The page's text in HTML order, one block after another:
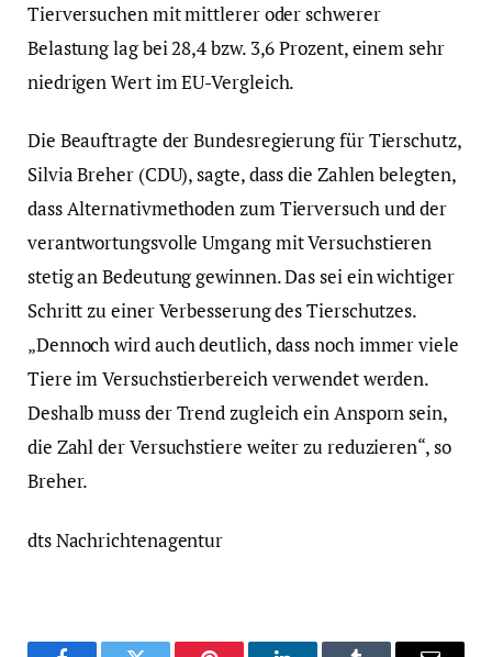
Tierversuchen mit mittlerer oder schwerer
Belastung lag bei 28,4 bzw. 3,6 Prozent, einem sehr
niedrigen Wert im EU-Vergleich.
Die Beauftragte der Bundesregierung für Tierschutz,
Silvia Breher (CDU), sagte, dass die Zahlen belegten,
dass Alternativmethoden zum Tierversuch und der
verantwortungsvolle Umgang mit Versuchstieren
stetig an Bedeutung gewinnen. Das sei ein wichtiger
Schritt zu einer Verbesserung des Tierschutzes.
„Dennoch wird auch deutlich, dass noch immer viele
Tiere im Versuchstierbereich verwendet werden.
Deshalb muss der Trend zugleich ein Ansporn sein,
die Zahl der Versuchstiere weiter zu reduzieren“, so
Breher.
dts Nachrichtenagentur